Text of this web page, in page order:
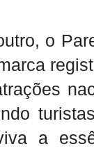
o
a